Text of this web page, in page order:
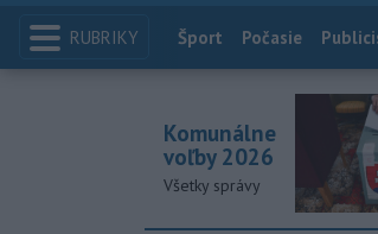
RUBRIKY Index
Šport Počasie
Komunálne
voľby 2026
Všetky správy